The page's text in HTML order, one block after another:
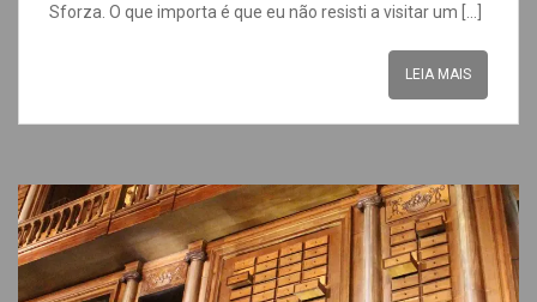
Sforza. O que importa é que eu não resisti a visitar um […]
LEIA MAIS